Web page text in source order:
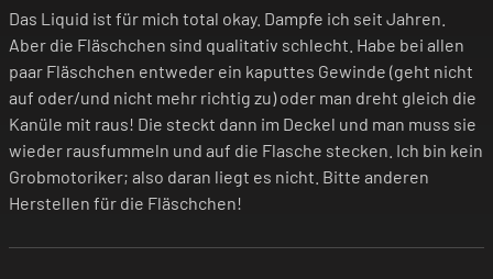
Luftnot und Hustenanfälle auslösen.
Verwende das Produkt nicht, wenn eines
dieser Symptome bei dir auftritt!
Falls du allergisch auf einen der Inhaltsstoffe
reagierst, darfst du das Produkt nicht
benutzen! Im Zweifel befragst du vor der
Das Liquid ist für mich total okay. Dampfe ich seit Jahren.
Aber die Fläschchen sind qualitativ schlecht. Habe bei allen
paar Fläschchen entweder ein kaputtes Gewinde (geht nicht
auf oder/und nicht mehr richtig zu) oder man dreht gleich die
Kanüle mit raus! Die steckt dann im Deckel und man muss sie
wieder rausfummeln und auf die Flasche stecken. Ich bin kein
Grobmotoriker; also daran liegt es nicht. Bitte anderen
Herstellen für die Fläschchen!